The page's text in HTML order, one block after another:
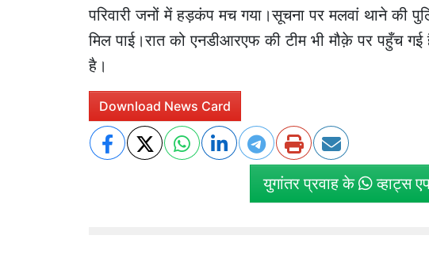
परिवारी जनों में हड़कंप मच गया।सूचना पर मलवां थाने की
मिल पाई।रात को एनडीआरएफ की टीम भी मौक़े पर पहुँच
है।
Download News Card
युगांतर प्रवाह के व्हाट्स